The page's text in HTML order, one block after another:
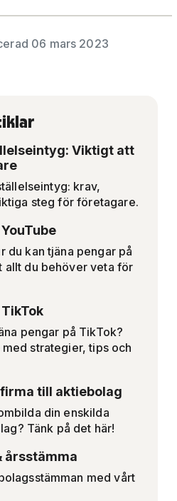
06 mars 2023
Viktigt att
krav,
steg för företagare.
du kan tjäna pengar på
allt du behöver veta för
pengar på TikTok?
strategier, tips och
till aktiebolag
din enskilda
Tänk på det här!
årsstämma
med vårt